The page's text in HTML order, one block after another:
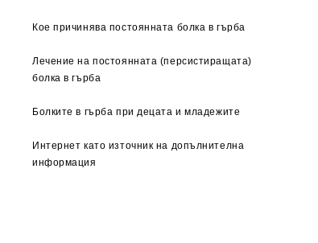
Кое причинява постоянната болка в гърба
Лечение на постоянната (персистиращата)
болка в гърба
Болките в гърба при децата и младежите
Интернет като източник на допълнителна
информация